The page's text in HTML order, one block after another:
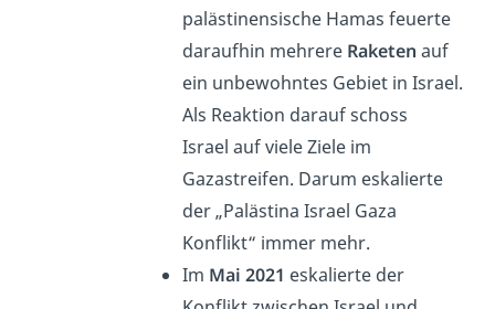
palästinensische Hamas feuerte
daraufhin mehrere Raketen auf
ein unbewohntes Gebiet in Israel.
Als Reaktion darauf schoss
Israel auf viele Ziele im
Gazastreifen. Darum eskalierte
der „Palästina Israel Gaza
Konflikt“ immer mehr.
Im Mai 2021 eskalierte der